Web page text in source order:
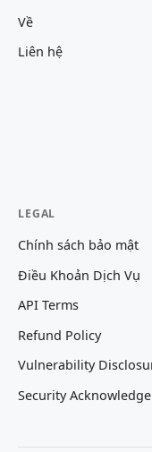
Về
Liên hệ
LEGAL
Chính sách bảo mật
Điều Khoản Dịch Vụ
API Terms
Refund Policy
Vulnerability
Security